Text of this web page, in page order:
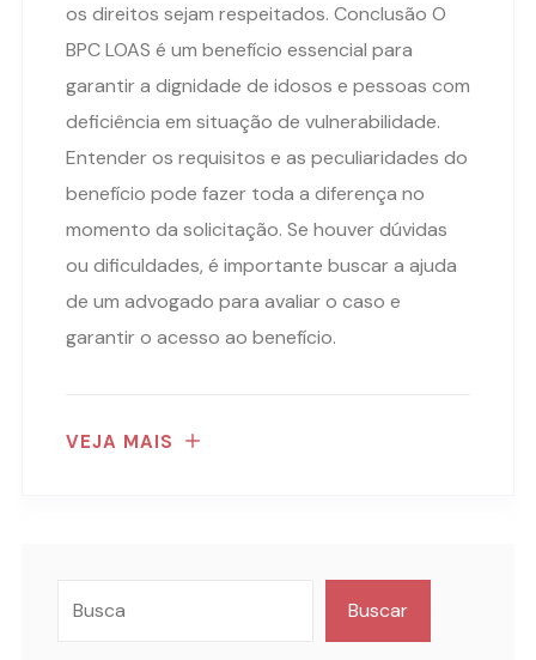
os direitos sejam respeitados. Conclusão O
BPC LOAS é um benefício essencial para
garantir a dignidade de idosos e pessoas com
deficiência em situação de vulnerabilidade.
Entender os requisitos e as peculiaridades do
benefício pode fazer toda a diferença no
momento da solicitação. Se houver dúvidas
ou dificuldades, é importante buscar a ajuda
de um advogado para avaliar o caso e
garantir o acesso ao benefício.
VEJA MAIS
Buscar